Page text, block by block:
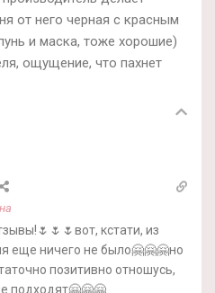
от него черная с красным
и маска, тоже хорошие)
ощущение, что пахнет
кстати, из
еще ничего не было🤗🤗🤗но
позитивно отношусь,
подходят🤗🤗🤗